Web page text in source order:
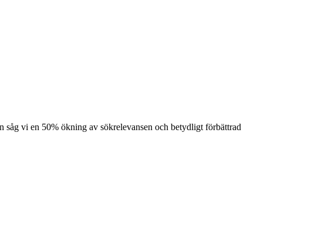
vi en 50% ökning av sökrelevansen och betydligt förbättrad